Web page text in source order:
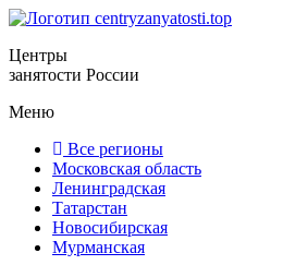
Центры
занятости России
Меню
Все регионы
Московская область
Ленинградская
Татарстан
Новосибирская
Мурманская